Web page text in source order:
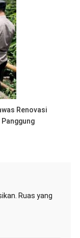
Renovasi
Ruas yang